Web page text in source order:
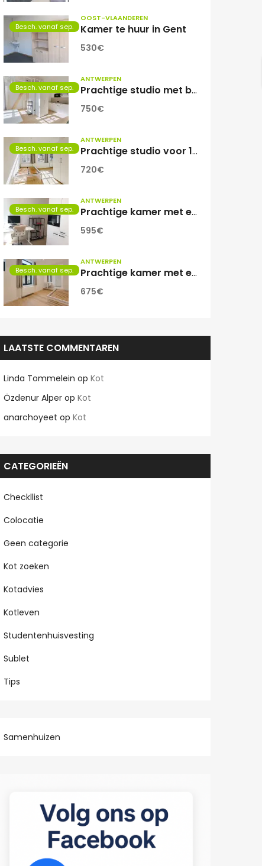
Besch. vanaf sep.
OOST-VLAANDEREN
Kamer te huur in Gent
530€
Besch. vanaf sep.
ANTWERPEN
Prachtige studio met balkon voor 1 student(e)!
750€
Besch. vanaf sep.
ANTWERPEN
Prachtige studio voor 1 student(e)
720€
Besch. vanaf sep.
ANTWERPEN
Prachtige kamer met eigen sanitair.
595€
Besch. vanaf sep.
ANTWERPEN
Prachtige kamer met eigen sanitair!
675€
LAATSTE COMMENTAREN
Linda Tommelein op Kot
Özdenur Alper op Kot
anarchoyeet op Kot
CATEGORIEËN
Checkllist
Colocatie
Geen categorie
Kot zoeken
Kotadvies
Kotleven
Studentenhuisvesting
Sublet
Tips
Samenhuizen